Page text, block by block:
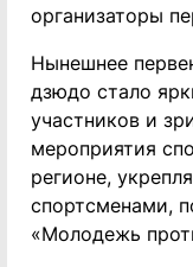
организаторы
Нынешнее
дзюдо стало
участников и
мероприятия
регионе,
спортсменами,
«Молодежь